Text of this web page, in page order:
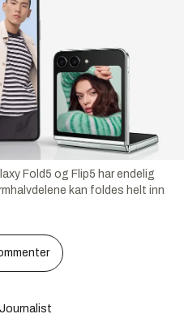
Fold5 og Flip5 har endelig
kan foldes helt inn